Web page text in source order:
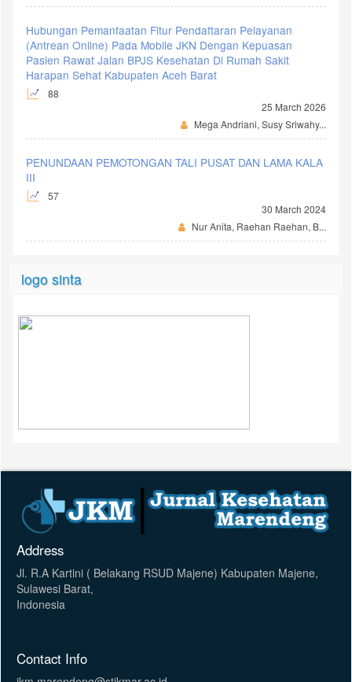
Hubungan Pemanfaatan Fitur Pendaftaran Pelayanan
(Antrean Online) Pada Mobile JKN Dengan Kepuasan
Pasien Rawat Jalan BPJS Kesehatan Di Rumah Sakit
Harapan Sehat Kabupaten Aceh Barat
88
25 March 2026
Mega Andriani, Susy Sriwahy...
PENUNDAAN PEMOTONGAN TALI PUSAT DAN LAMA KALA
III
57
30 March 2024
Nur Anita, Raehan Raehan, B...
logo sinta
Address
Jl. R.A Kartini ( Belakang RSUD Majene) Kabupaten Majene,
Sulawesi Barat,
Indonesia
Contact Info